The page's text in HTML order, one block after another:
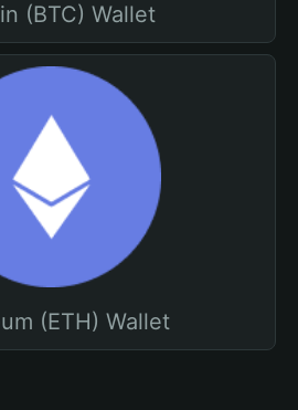
(BTC) Wallet
(ETH) Wallet